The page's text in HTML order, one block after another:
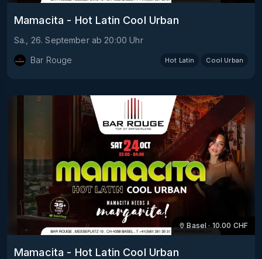
Mamacita - Hot Latin Cool Urban
Sa., 26. September ab 20:00 Uhr
Bar Rouge
Hot Latin Cool Urban
Basel · 10.00 CHF
Mamacita - Hot Latin Cool Urban